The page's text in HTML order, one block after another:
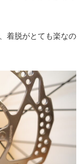
着脱がとても楽なの